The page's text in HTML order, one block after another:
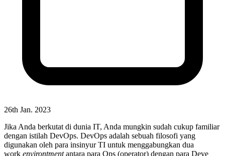
26th Jan. 2023
Jika Anda berkutat di dunia IT, Anda mungkin sudah cukup familiar
dengan istilah DevOps. DevOps adalah sebuah filosofi yang
digunakan oleh para insinyur TI untuk menggabungkan dua
work environtmentantara para Ops (operator) dengan para Deve